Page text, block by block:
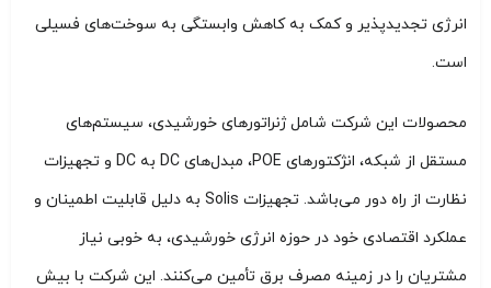
انرژی تجدیدپذیر و کمک به کاهش وابستگی به سوخت‌های فسیلی
است.
محصولات این شرکت شامل ژنراتورهای خورشیدی، سیستم‌های
مستقل از شبکه، انژکتورهای POE، مبدل‌های DC به DC و تجهیزات
نظارت از راه دور می‌باشد. تجهیزات Solis به دلیل قابلیت اطمینان و
عملکرد اقتصادی خود در حوزه انرژی خورشیدی، به خوبی نیاز
مشتریان را در زمینه مصرف برق تأمین می‌کنند. این شرکت با بیش